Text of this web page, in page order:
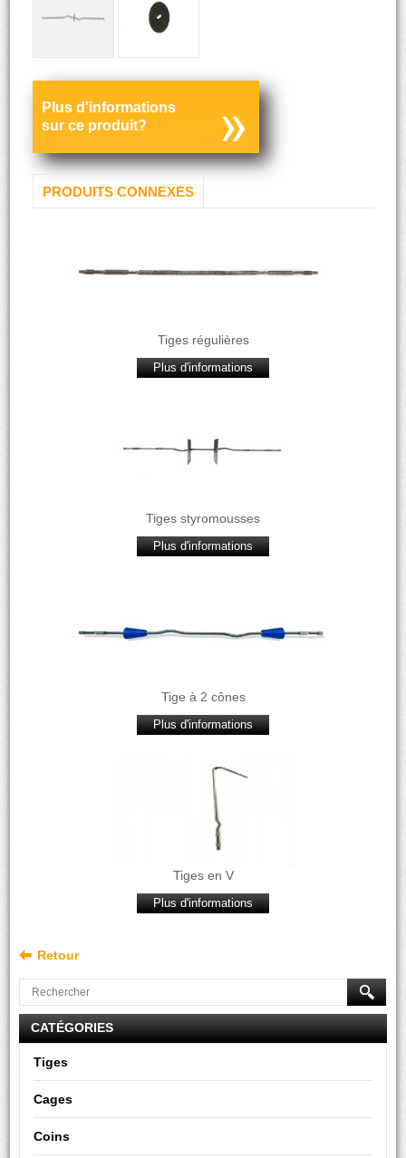
Plus d'informations
sur ce produit?
PRODUITS CONNEXES
Tiges régulières
Plus d'informations
Tiges styromousses
Plus d'informations
Tige à 2 cônes
Plus d'informations
Tiges en V
Plus d'informations
Retour
CATÉGORIES
Tiges
Cages
Coins